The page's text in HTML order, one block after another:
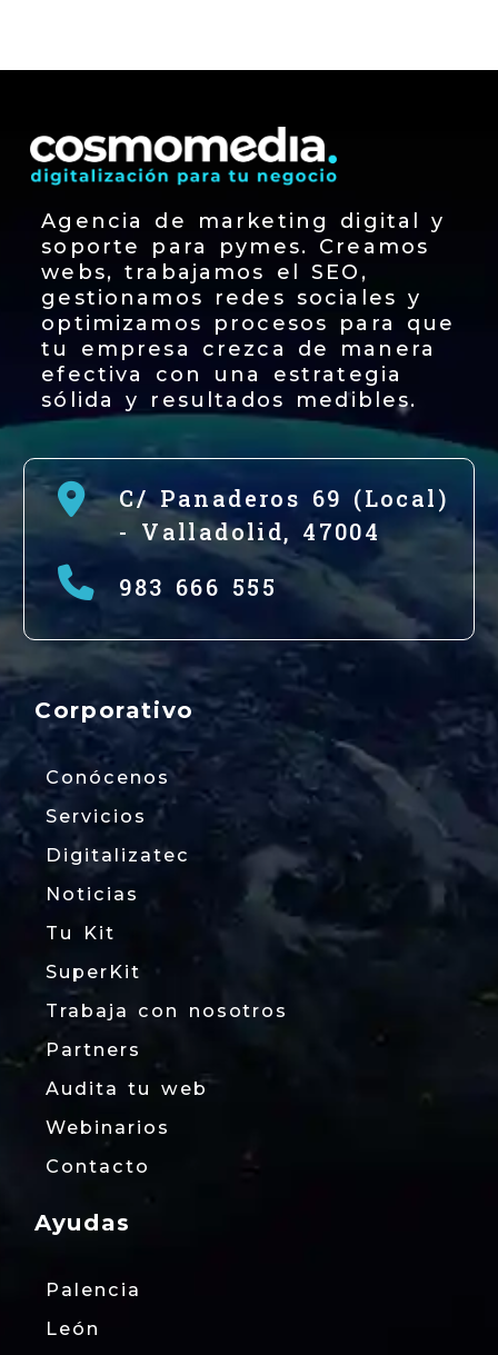
Agencia de marketing digital y
soporte para pymes. Creamos
webs, trabajamos el SEO,
gestionamos redes sociales y
optimizamos procesos para que
tu empresa crezca de manera
efectiva con una estrategia
sólida y resultados medibles.
C/ Panaderos 69 (Local)
- Valladolid, 47004
983 666 555
Corporativo
Conócenos
Servicios
Digitalizatec
Noticias
Tu Kit
SuperKit
Trabaja con nosotros
Partners
Audita tu web
Webinarios
Contacto
Ayudas
Palencia
León